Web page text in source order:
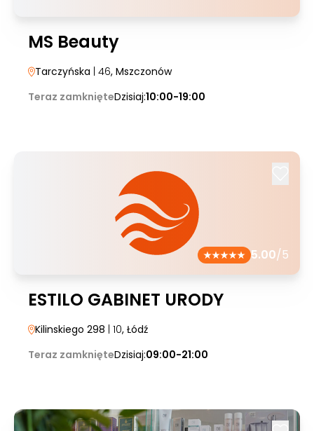
MS Beauty
Tarczyńska | 46, Mszczonów
Teraz zamknięteDzisiaj:10:00-19:00
5.00/5
ESTILO GABINET URODY
Kilinskiego 298 | 10, Łódź
Teraz zamknięteDzisiaj:09:00-21:00